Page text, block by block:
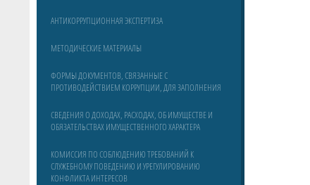
АНТИКОРРУПЦИОННАЯ ЭКСПЕРТИЗА
МЕТОДИЧЕСКИЕ МАТЕРИАЛЫ
ФОРМЫ ДОКУМЕНТОВ, СВЯЗАННЫЕ С
ПРОТИВОДЕЙСТВИЕМ КОРРУПЦИИ, ДЛЯ ЗАПОЛНЕНИЯ
СВЕДЕНИЯ О ДОХОДАХ, РАСХОДАХ, ОБ ИМУЩЕСТВЕ И
ОБЯЗАТЕЛЬСТВАХ ИМУЩЕСТВЕННОГО ХАРАКТЕРА
КОМИССИЯ ПО СОБЛЮДЕНИЮ ТРЕБОВАНИЙ К
СЛУЖЕБНОМУ ПОВЕДЕНИЮ И УРЕГУЛИРОВАНИЮ
КОНФЛИКТА ИНТЕРЕСОВ